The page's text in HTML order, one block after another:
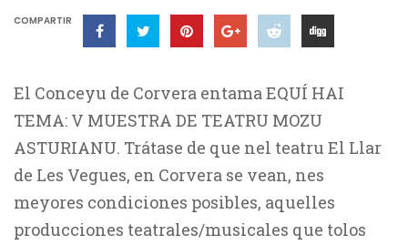
COMPARTIR
El Conceyu de Corvera entama EQUÍ HAI
TEMA: V MUESTRA DE TEATRU MOZU
ASTURIANU. Trátase de que nel teatru El Llar
de Les Vegues, en Corvera se vean, nes
meyores condiciones posibles, aquelles
producciones teatrales/musicales que tolos